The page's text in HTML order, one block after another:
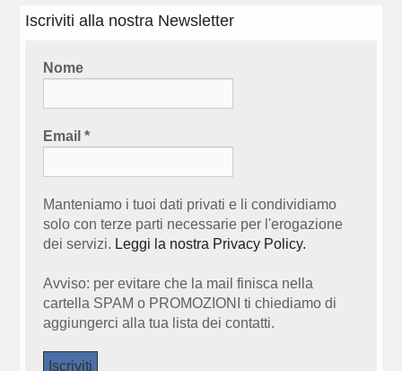
Iscriviti alla nostra Newsletter
Nome
Email*
Manteniamo i tuoi dati privati e li condividiamo
solo con terze parti necessarie per l'erogazione
dei servizi. Leggi la nostra Privacy Policy.
Avviso: per evitare che la mail finisca nella
cartella SPAM o PROMOZIONI ti chiediamo di
aggiungerci alla tua lista dei contatti.